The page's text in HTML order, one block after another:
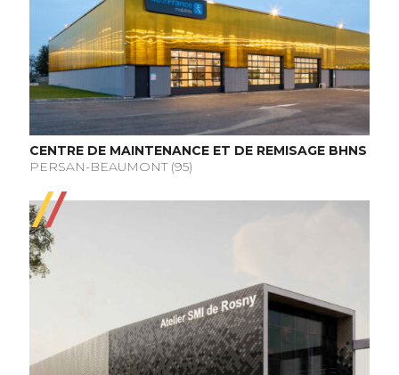
CENTRE DE MAINTENANCE ET DE REMISAGE BHNS
PERSAN-BEAUMONT (95)